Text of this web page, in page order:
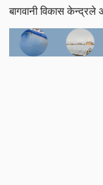
बागवानी विकास